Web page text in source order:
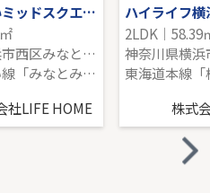
みなとみらいミッドスクエア ザ・タワーレジデンス
神奈川県横浜市西区みなとみらい４丁目
みなとみらい線「みなとみらい」駅 徒歩1分
社LIFE HOME
ハイライフ横
2LDK｜58.39
株式